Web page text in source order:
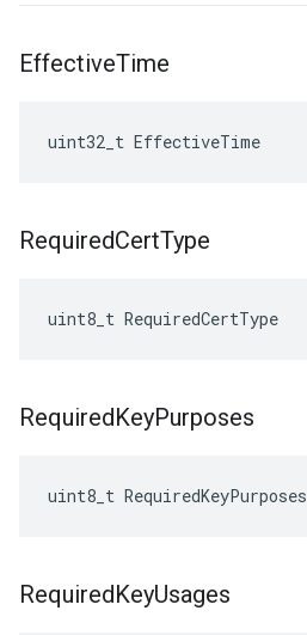
EffectiveTime
uint32_t EffectiveTime
RequiredCertType
uint8_t RequiredCertType
RequiredKeyPurposes
uint8_t RequiredKeyPurposes
RequiredKeyUsages